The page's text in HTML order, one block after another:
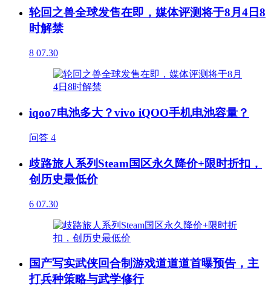
轮回之兽全球发售在即，媒体评测将于8月4日8
时解禁
8 07.30
iqoo7电池多大？vivo iQOO手机电池容量？
问答 4
歧路旅人系列Steam国区永久降价+限时折扣，
创历史最低价
6 07.30
国产写实武侠回合制游戏道道道首曝预告，主
打兵种策略与武学修行